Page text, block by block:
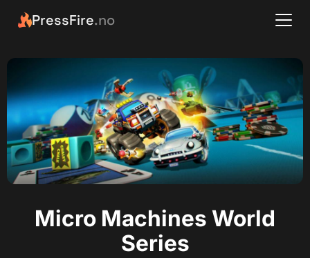
PressFire.no
Micro Machines World
Series